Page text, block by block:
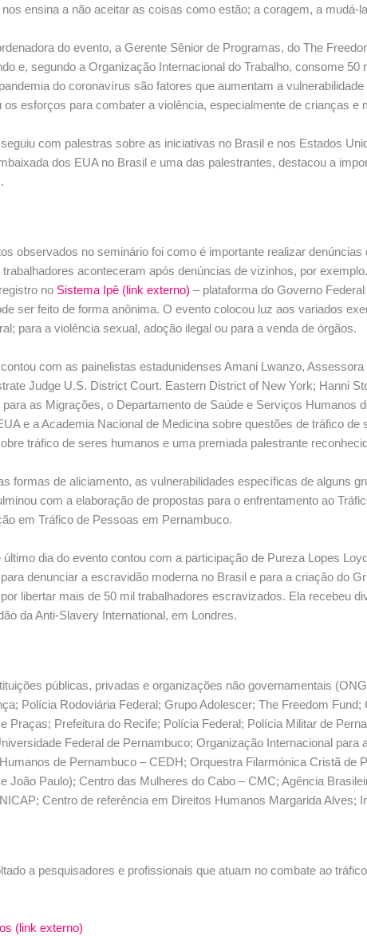
ensina a não aceitar as coisas como estão; a coragem, a mudá-
do evento, a Gerente Sênior de Programas, do The
e, segundo a Organização Internacional do Trabalho, consome
do coronavírus são fatores que aumentam a
os esforços para combater a violência, especialmente de crianças
com palestras sobre as iniciativas no Brasil e nos Estados
dos EUA no Brasil e uma das palestrantes, destacou a
observados no seminário foi como é importante realizar
trabalhadores aconteceram após denúncias de vizinhos, por
no Sistema Ipê (link externo) – plataforma do Governo
ser feito de forma anônima. O evento colocou luz aos variados
para a violência sexual, adoção ilegal ou para a venda de órgãos.
com as painelistas estadunidenses Amani Lwanzo,
Judge U.S. District Court. Eastern District of New York; Hanni
para as Migrações, o Departamento de Saúde e Serviços Humanos
e a Academia Nacional de Medicina sobre questões de tráfico
tráfico de seres humanos e uma premiada palestrante
formas de aliciamento, as vulnerabilidades específicas de alguns
com a elaboração de propostas para o enfrentamento ao
em Tráfico de Pessoas em Pernambuco.
último dia do evento contou com a participação de Pureza Lopes
denunciar a escravidão moderna no Brasil e para a criação do
libertar mais de 50 mil trabalhadores escravizados. Ela recebeu
da Anti-Slavery International, em Londres.
públicas, privadas e organizações não governamentais
Polícia Rodoviária Federal; Grupo Adolescer; The Freedom
Praças; Prefeitura do Recife; Polícia Federal; Polícia Militar de
Federal de Pernambuco; Organização Internacional
de Pernambuco – CEDH; Orquestra Filarmónica Cristã de
João Paulo); Centro das Mulheres do Cabo – CMC; Agência
Centro de referência em Direitos Humanos Margarida Alves;
a pesquisadores e profissionais que atuam no combate ao
(link externo)